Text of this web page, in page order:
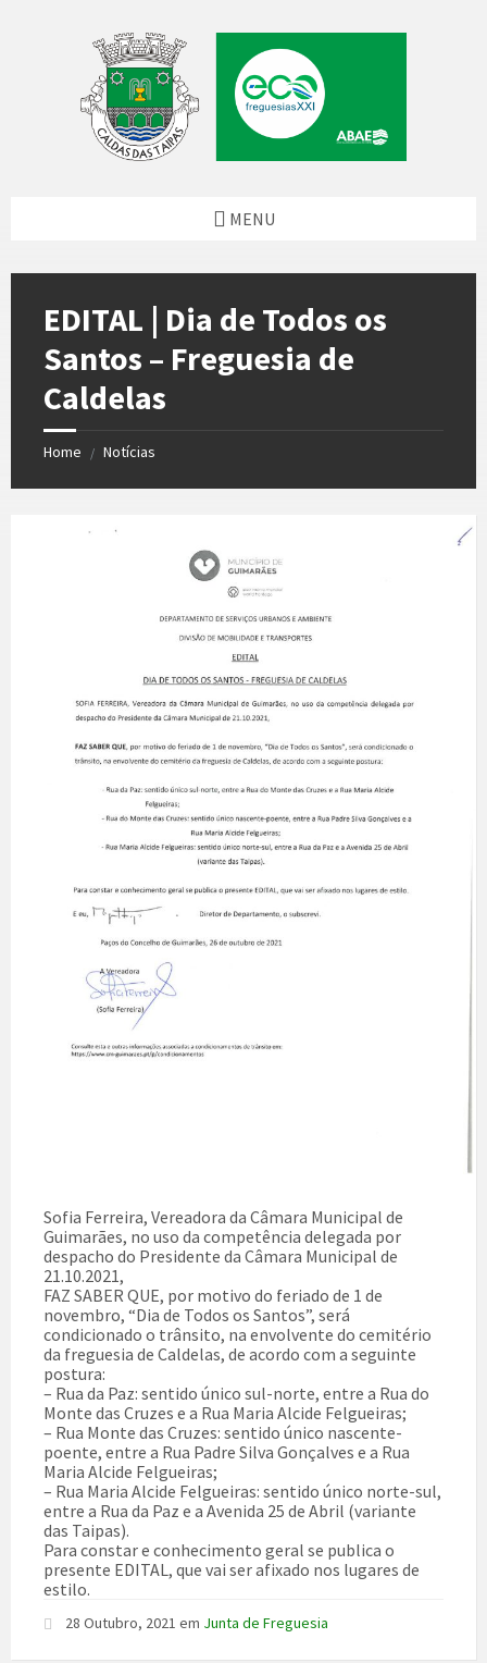
MENU
EDITAL | Dia de Todos os
Santos – Freguesia de
Caldelas
Home / Notícias
Sofia Ferreira, Vereadora da Câmara Municipal de
Guimarães, no uso da competência delegada por
despacho do Presidente da Câmara Municipal de
21.10.2021,
FAZ SABER QUE, por motivo do feriado de 1 de
novembro, “Dia de Todos os Santos”, será
condicionado o trânsito, na envolvente do cemitério
da freguesia de Caldelas, de acordo com a seguinte
postura:
– Rua da Paz: sentido único sul-norte, entre a Rua do
Monte das Cruzes e a Rua Maria Alcide Felgueiras;
– Rua Monte das Cruzes: sentido único nascente-
poente, entre a Rua Padre Silva Gonçalves e a Rua
Maria Alcide Felgueiras;
– Rua Maria Alcide Felgueiras: sentido único norte-sul,
entre a Rua da Paz e a Avenida 25 de Abril (variante
das Taipas).
Para constar e conhecimento geral se publica o
presente EDITAL, que vai ser afixado nos lugares de
estilo.
28 Outubro, 2021 em Junta de Freguesia